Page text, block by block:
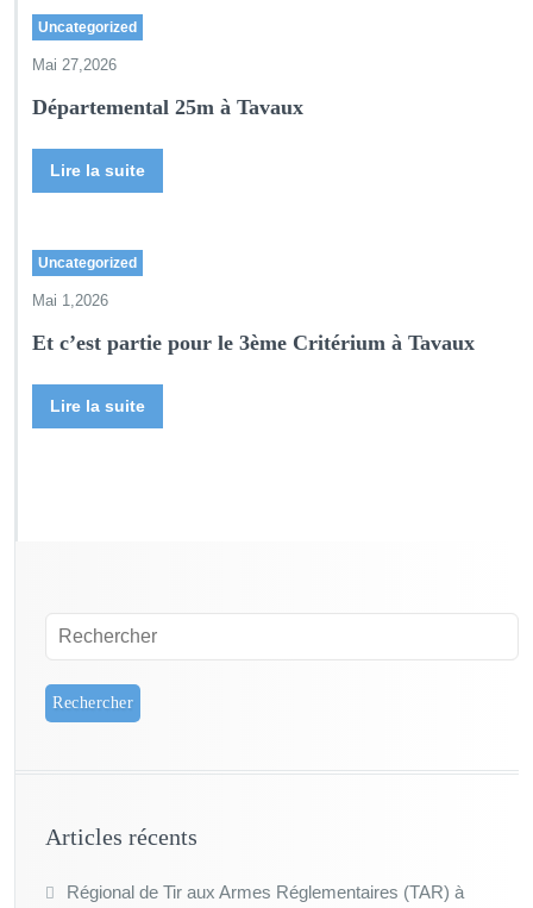
Uncategorized
Mai 27,2026
Départemental 25m à Tavaux
Lire la suite
Uncategorized
Mai 1,2026
Et c’est partie pour le 3ème Critérium à Tavaux
Lire la suite
Articles récents
Régional de Tir aux Armes Réglementaires (TAR) à